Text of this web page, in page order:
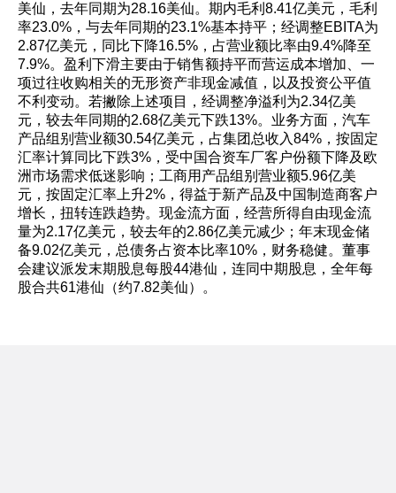
美仙，去年同期为28.16美仙。期内毛利8.41亿美元，毛利
率23.0%，与去年同期的23.1%基本持平；经调整EBITA为
2.87亿美元，同比下降16.5%，占营业额比率由9.4%降至
7.9%。盈利下滑主要由于销售额持平而营运成本增加、一
项过往收购相关的无形资产非现金减值，以及投资公平值
不利变动。若撇除上述项目，经调整净溢利为2.34亿美
元，较去年同期的2.68亿美元下跌13%。业务方面，汽车
产品组别营业额30.54亿美元，占集团总收入84%，按固定
汇率计算同比下跌3%，受中国合资车厂客户份额下降及欧
洲市场需求低迷影响；工商用产品组别营业额5.96亿美
元，按固定汇率上升2%，得益于新产品及中国制造商客户
增长，扭转连跌趋势。现金流方面，经营所得自由现金流
量为2.17亿美元，较去年的2.86亿美元减少；年末现金储
备9.02亿美元，总债务占资本比率10%，财务稳健。董事
会建议派发末期股息每股44港仙，连同中期股息，全年每
股合共61港仙（约7.82美仙）。